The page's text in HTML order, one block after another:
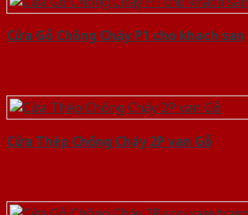
Cửa Gỗ Chống Cháy P1 cho khach san
Cửa Thép Chống Cháy 2P van Gỗ